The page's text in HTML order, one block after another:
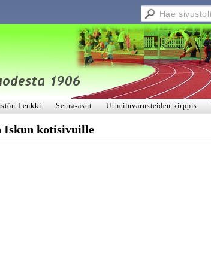
Lenkki Seura-asut Urheiluvarusteiden kirppis
Iskun kotisivuille